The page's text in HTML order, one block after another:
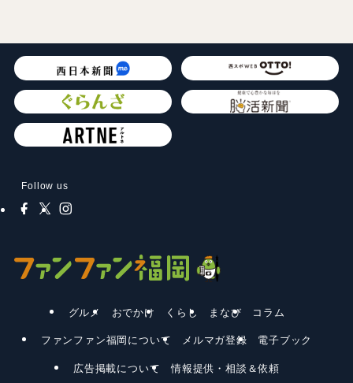
Follow us
グルメ おでかけ くらし まなび コラム
ファンファン福岡について メルマガ登録 電子ブック
広告掲載について 情報提供・相談＆依頼